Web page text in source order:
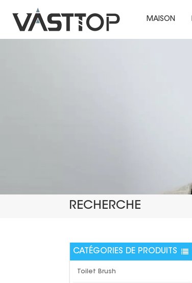
MAISON
RECHERCHE
CATÉGORIES DE PRODUITS
Toilet Brush